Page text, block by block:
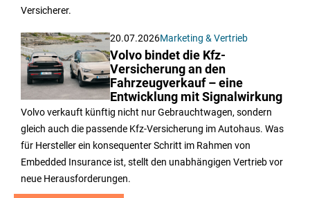
Versicherer.
20.07.2026Marketing & Vertrieb
Volvo bindet die Kfz-
Versicherung an den
Fahrzeugverkauf – eine
Entwicklung mit Signalwirkung
Volvo verkauft künftig nicht nur Gebrauchtwagen, sondern
gleich auch die passende Kfz-Versicherung im Autohaus. Was
für Hersteller ein konsequenter Schritt im Rahmen von
Embedded Insurance ist, stellt den unabhängigen Vertrieb vor
neue Herausforderungen.